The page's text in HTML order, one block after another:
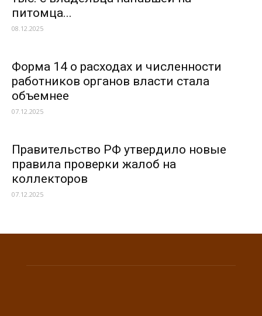
питомца...
08.12.2025
Форма 14 о расходах и численности
работников органов власти стала
объемнее
07.12.2025
Правительство РФ утвердило новые
правила проверки жалоб на
коллекторов
07.12.2025